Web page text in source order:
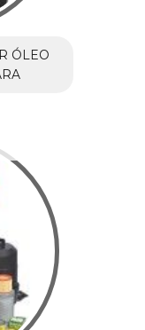
ÓLEO